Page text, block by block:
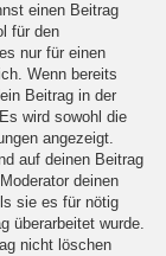
einen Beitrag
für den
nur für einen
Wenn bereits
Beitrag in der
wird sowohl die
angezeigt.
auf deinen Beitrag
deinen
sie es für nötig
überarbeitet wurde.
nicht löschen